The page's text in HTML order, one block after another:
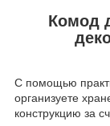
Комод
С помощью
организуете
конструкцию за